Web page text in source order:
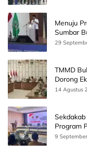
Menuju
Sumbar
Unand
29
TMMD
Dorong
14 Agustus
Program
Pendidikan
9